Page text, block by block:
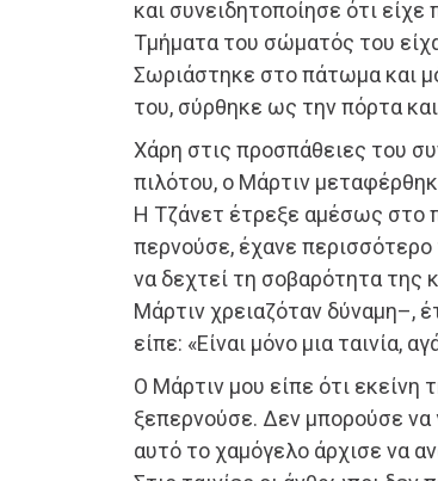
και συνειδητοποίησε ότι
Τμήματα του σώματός του
Σωριάστηκε στο πάτωμα και
του, σύρθηκε ως την πόρτα
Χάρη στις προσπάθειες του
πιλότου, ο Μάρτιν
Η Τζάνετ έτρεξε αμέσως στο
περνούσε, έχανε περισσότερο
να δεχτεί τη σοβαρότητα της
Μάρτιν χρειαζόταν δύναμη–,
είπε: «Είναι μόνο μια ταινία,
Ο Μάρτιν μου είπε ότι εκείνη
ξεπερνούσε. Δεν μπορούσε να
αυτό το χαμόγελο άρχισε να